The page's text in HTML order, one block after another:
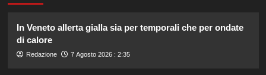
In Veneto allerta gialla sia per temporali che per ondate
di calore
Redazione 7 Agosto 2026 : 2:35